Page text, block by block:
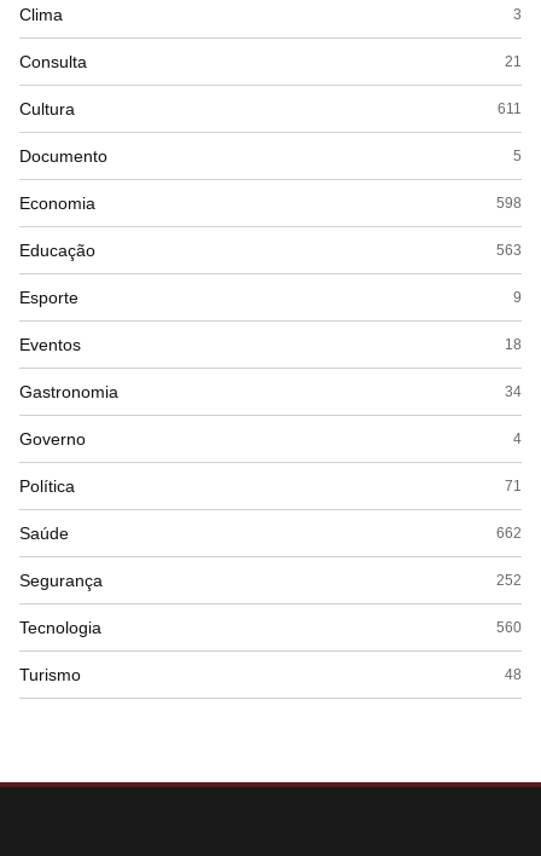
Clima 3
Consulta 21
Cultura 611
Documento 5
Economia 598
Educação 563
Esporte 9
Eventos 18
Gastronomia 34
Governo 4
Política 71
Saúde 662
Segurança 252
Tecnologia 560
Turismo 48